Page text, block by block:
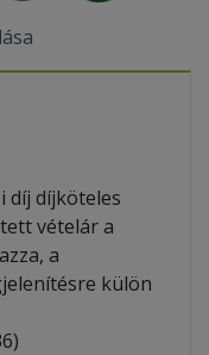
díj díjköteles
vételár a
a
külön